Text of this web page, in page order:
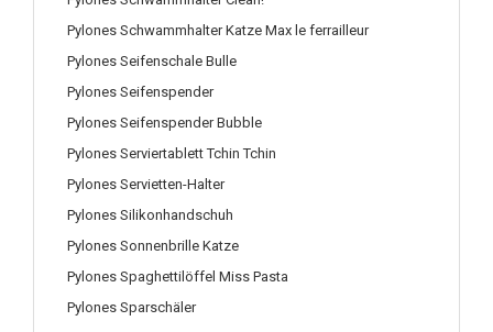
Pylones Schwammhalter Katze Max le ferrailleur
Pylones Seifenschale Bulle
Pylones Seifenspender
Pylones Seifenspender Bubble
Pylones Serviertablett Tchin Tchin
Pylones Servietten-Halter
Pylones Silikonhandschuh
Pylones Sonnenbrille Katze
Pylones Spaghettilöffel Miss Pasta
Pylones Sparschäler